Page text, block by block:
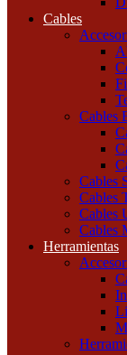
Cables
Cables
Cables
Cables
Cables
Cables
Herramientas